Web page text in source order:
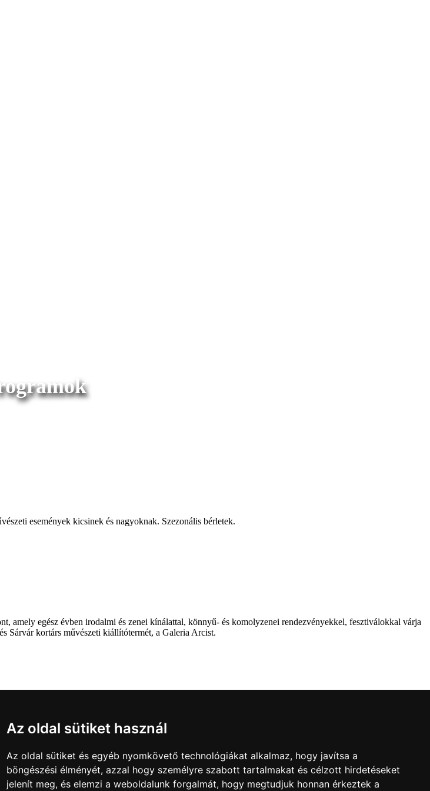
Az oldal sütiket használ
Az oldal sütiket és egyéb nyomkövető technológiákat alkalmaz, hogy javítsa a
böngészési élményét, azzal hogy személyre szabott tartalmakat és célzott hirdetéseket
jelenít meg, és elemzi a weboldalunk forgalmát, hogy megtudjuk honnan érkeztek a
események kicsinek és nagyoknak. Szezonális bérletek.
amely egész évben irodalmi és zenei kínálattal, könnyű- és komolyzenei rendezvényekkel, fesztiválokkal várja
Sárvár kortárs művészeti kiállítótermét, a Galeria Arcist.
környezetben. Premier filmek Sárváron!